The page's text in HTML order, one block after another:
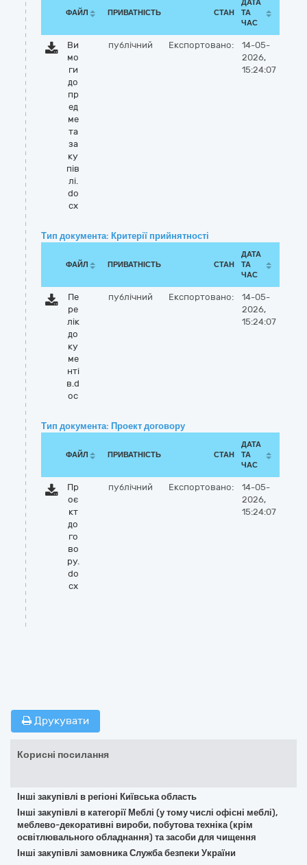
ФАЙЛ ПРИВАТНІСТЬ СТАН
ДАТА
ТА
ЧАС
Ви
мо
ги
до
пр
ед
ме
та
за
ку
пів
лі.
do
cx
публічний Експортовано:
14-05-
2026,
15:24:07
Тип документа: Критерії прийнятності
ФАЙЛ ПРИВАТНІСТЬ СТАН
ДАТА
ТА
ЧАС
Пе
ре
лік
до
ку
ме
нті
в.d
oc
публічний Експортовано:
14-05-
2026,
15:24:07
Тип документа: Проект договору
ФАЙЛ ПРИВАТНІСТЬ СТАН
ДАТА
ТА
ЧАС
Пр
оє
кт
до
го
во
ру.
do
cx
публічний Експортовано:
14-05-
2026,
15:24:07
Друкувати
Корисні посилання
Інші закупівлі в регіоні Київська область
Інші закупівлі в категорії Меблі (у тому числі офісні меблі),
меблево-декоративні вироби, побутова техніка (крім
освітлювального обладнання) та засоби для чищення
Інші закупівлі замовника Служба безпеки України